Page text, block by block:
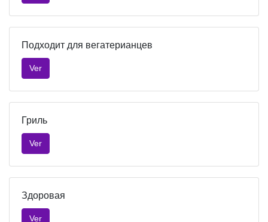
Подходит для вегатерианцев
Ver
Гриль
Ver
Здоровая
Ver